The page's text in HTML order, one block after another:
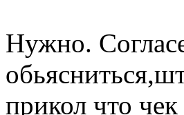
Нужно.
прикол что чек